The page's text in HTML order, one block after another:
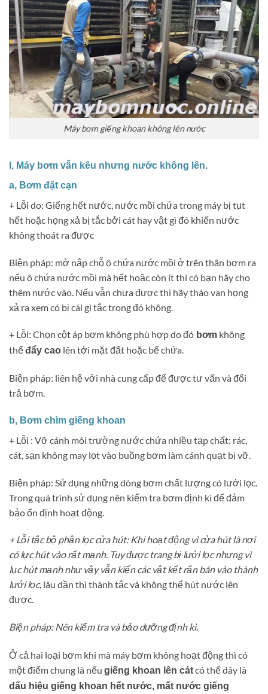
Máy bơm giếng khoan không lên nước
I, Máy bơm vẫn kêu nhưng nước không lên.
a, Bơm đặt cạn
+ Lỗi do: Giếng hết nước, nước mồi chứa trong máy bị tụt
hết hoặc họng xả bị tắc bởi cát hay vật gì đó khiến nước
không thoát ra được
Biện pháp: mở nắp chỗ ô chứa nước mồi ở trên thân bơm ra
nếu ô chứa nước mồi mà hết hoặc còn ít thì có bạn hãy cho
thêm nước vào. Nếu vẫn chưa được thì hãy tháo van họng
xả ra xem có bị cái gì tắc trong đó không.
+ Lỗi: Chọn cột áp bơm không phù hợp do đó bơm không
thểđẩy cao lên tới mặt đất hoặc bể chứa.
Biện pháp: liên hệ với nhà cung cấp để được tư vấn và đổi
trả bơm.
b, Bơm chìm giếng khoan
+ Lỗi : Vỡ cánh môi trường nước chứa nhiều tạp chất: rác,
cát, sạn không may lọt vào buồng bơm làm cánh quạt bị vỡ.
Biện pháp: Sử dụng những dòng bơm chất lượng có lưới lọc.
Trong quá trình sử dụng nên kiểm tra bơm định kì để đảm
bảo ổn định hoạt động.
+ Lỗi tắc bộ phận lọc cửa hút: Khi hoạt động vì cửa hút là nơi
có lực hút vào rất mạnh. Tuy được trang bị lưới lọc nhưng vì
lục hút mạnh như vậy vẫn kiến các vật kết rắn bán vào thành
lưới lọc, lâu dần thì thành tắc và không thể hút nước lên
được.
Biện pháp: Nên kiểm tra và bảo dưỡng định kì.
Ở cả hai loại bơm khi mà máy bơm không hoạt động thì có
một điểm chung là nếu giếng khoan lên cátcó thể dây là
dấu hiệu giếng khoan hết nước, mất nước giếng